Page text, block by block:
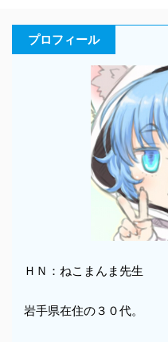
プロフィール
ＨＮ：ねこまんま先生
岩手県在住の３０代。